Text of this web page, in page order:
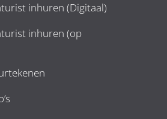
inhuren (Digitaal)
inhuren (op